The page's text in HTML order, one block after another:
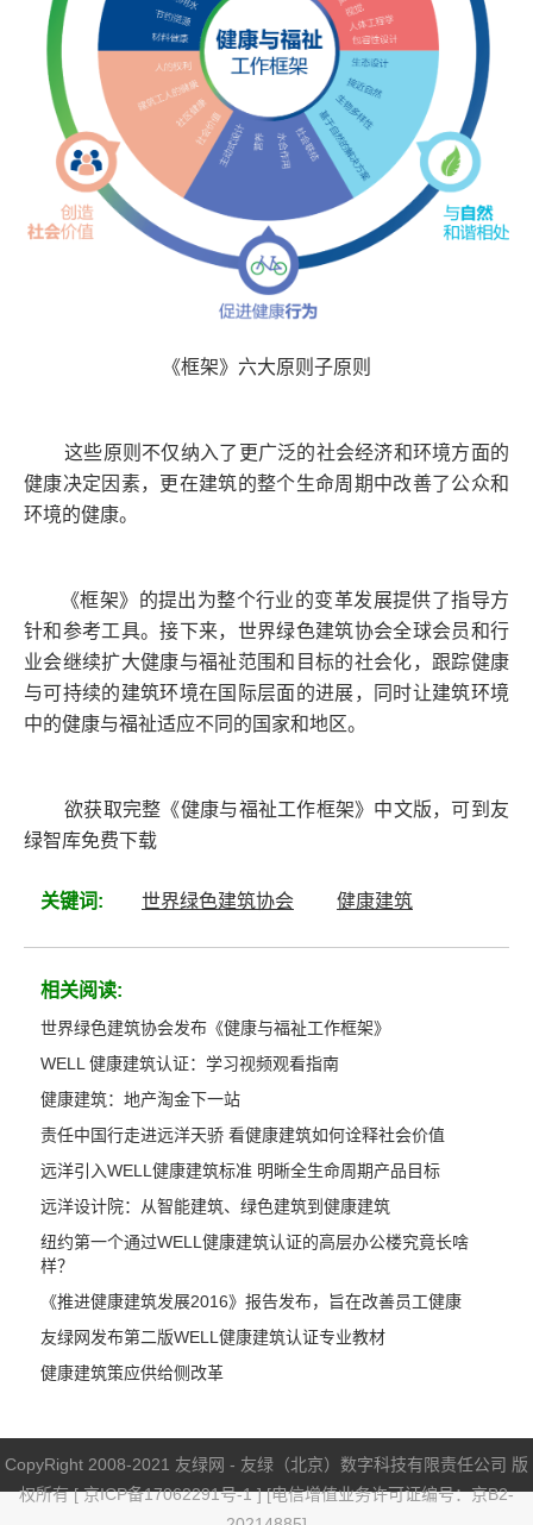
《框架》六大原则子原则
这些原则不仅纳入了更广泛的社会经济和环境方面的
健康决定因素，更在建筑的整个生命周期中改善了公众和
环境的健康。
《框架》的提出为整个行业的变革发展提供了指导方
针和参考工具。接下来，世界绿色建筑协会全球会员和行
业会继续扩大健康与福祉范围和目标的社会化，跟踪健康
与可持续的建筑环境在国际层面的进展，同时让建筑环境
中的健康与福祉适应不同的国家和地区。
欲获取完整《健康与福祉工作框架》中文版，可到友
绿智库免费下载
关键词: 世界绿色建筑协会 健康建筑
相关阅读:
世界绿色建筑协会发布《健康与福祉工作框架》
WELL 健康建筑认证：学习视频观看指南
健康建筑：地产淘金下一站
责任中国行走进远洋天骄 看健康建筑如何诠释社会价值
远洋引入WELL健康建筑标准 明晰全生命周期产品目标
远洋设计院：从智能建筑、绿色建筑到健康建筑
纽约第一个通过WELL健康建筑认证的高层办公楼究竟长啥
样？
《推进健康建筑发展2016》报告发布，旨在改善员工健康
友绿网发布第二版WELL健康建筑认证专业教材
健康建筑策应供给侧改革
CopyRight 2008-2021 友绿网 - 友绿（北京）数字科技有限责任公司 版
权所有 [京ICP备17062291号-1] [电信增值业务许可证编号：京B2-